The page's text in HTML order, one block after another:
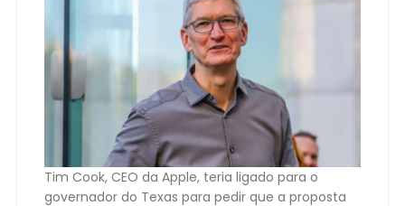
Tim Cook, CEO da Apple, teria ligado para o
governador do Texas para pedir que a proposta